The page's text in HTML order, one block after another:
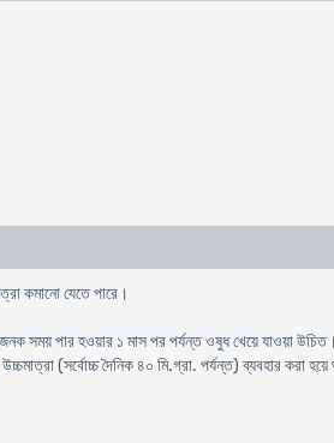
কমানো যেতে পারে।
সময় পার হওয়ার ১ মাস পর পর্যন্ত ওষুধ খেয়ে যাওয়া উচিত।
(সর্বোচ্চ দৈনিক ৪০ মি.গ্রা. পর্যন্ত) ব্যবহার করা হয়ে